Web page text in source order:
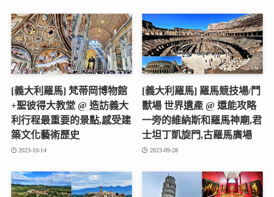
[義大利羅馬] 梵蒂岡博物館
+聖彼得大教堂 @ 造訪義大
利行程最重要的景點,感受建
築文化藝術歷史
2023-10-14
[義大利羅馬] 羅馬競技場/鬥
獸場 世界遺產 @ 還能攻略
一旁的維納斯和羅馬神廟,君
士坦丁凱旋門,古羅馬廣場
2023-09-28